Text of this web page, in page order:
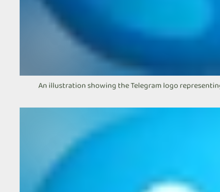
An illustration showing the Telegram logo